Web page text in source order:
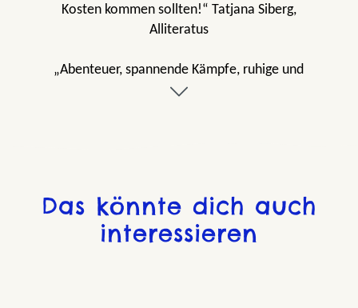
Kosten kommen sollten!“ Tatjana Siberg,
Alliteratus
„Abenteuer, spannende Kämpfe, ruhige und
humorvolle Episoden kommen in einer sehr
Das könnte dich auch
interessieren